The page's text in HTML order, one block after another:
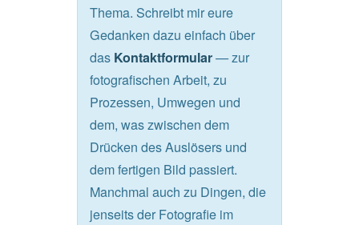
Thema. Schreibt mir eure
Gedanken dazu einfach über
das Kontaktformular— zur
fotografischen Arbeit, zu
Prozessen, Umwegen und
dem, was zwischen dem
Drücken des Auslösers und
dem fertigen Bild passiert.
Manchmal auch zu Dingen, die
jenseits der Fotografie im